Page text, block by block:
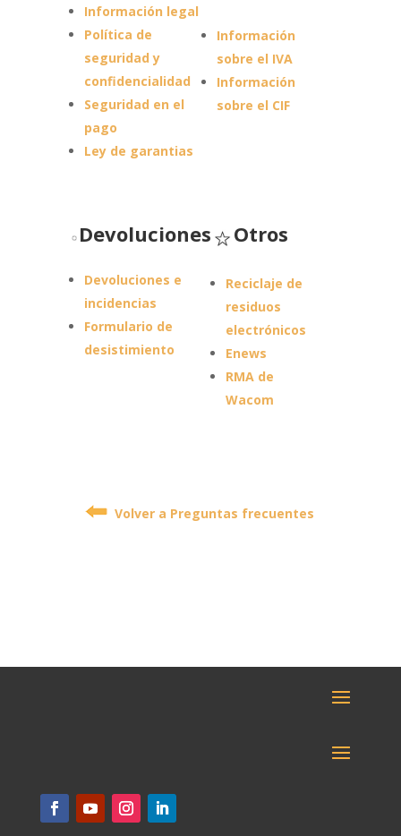
Información legal
Política de
seguridad y
confidencialidad
Seguridad en el
pago
Ley de garantias
Información
sobre el IVA
Información
sobre el CIF
Devoluciones Otros
Devoluciones e
incidencias
Formulario de
desistimiento
Reciclaje de
residuos
electrónicos
Enews
RMA de
Wacom
Volver a Preguntas frecuentes